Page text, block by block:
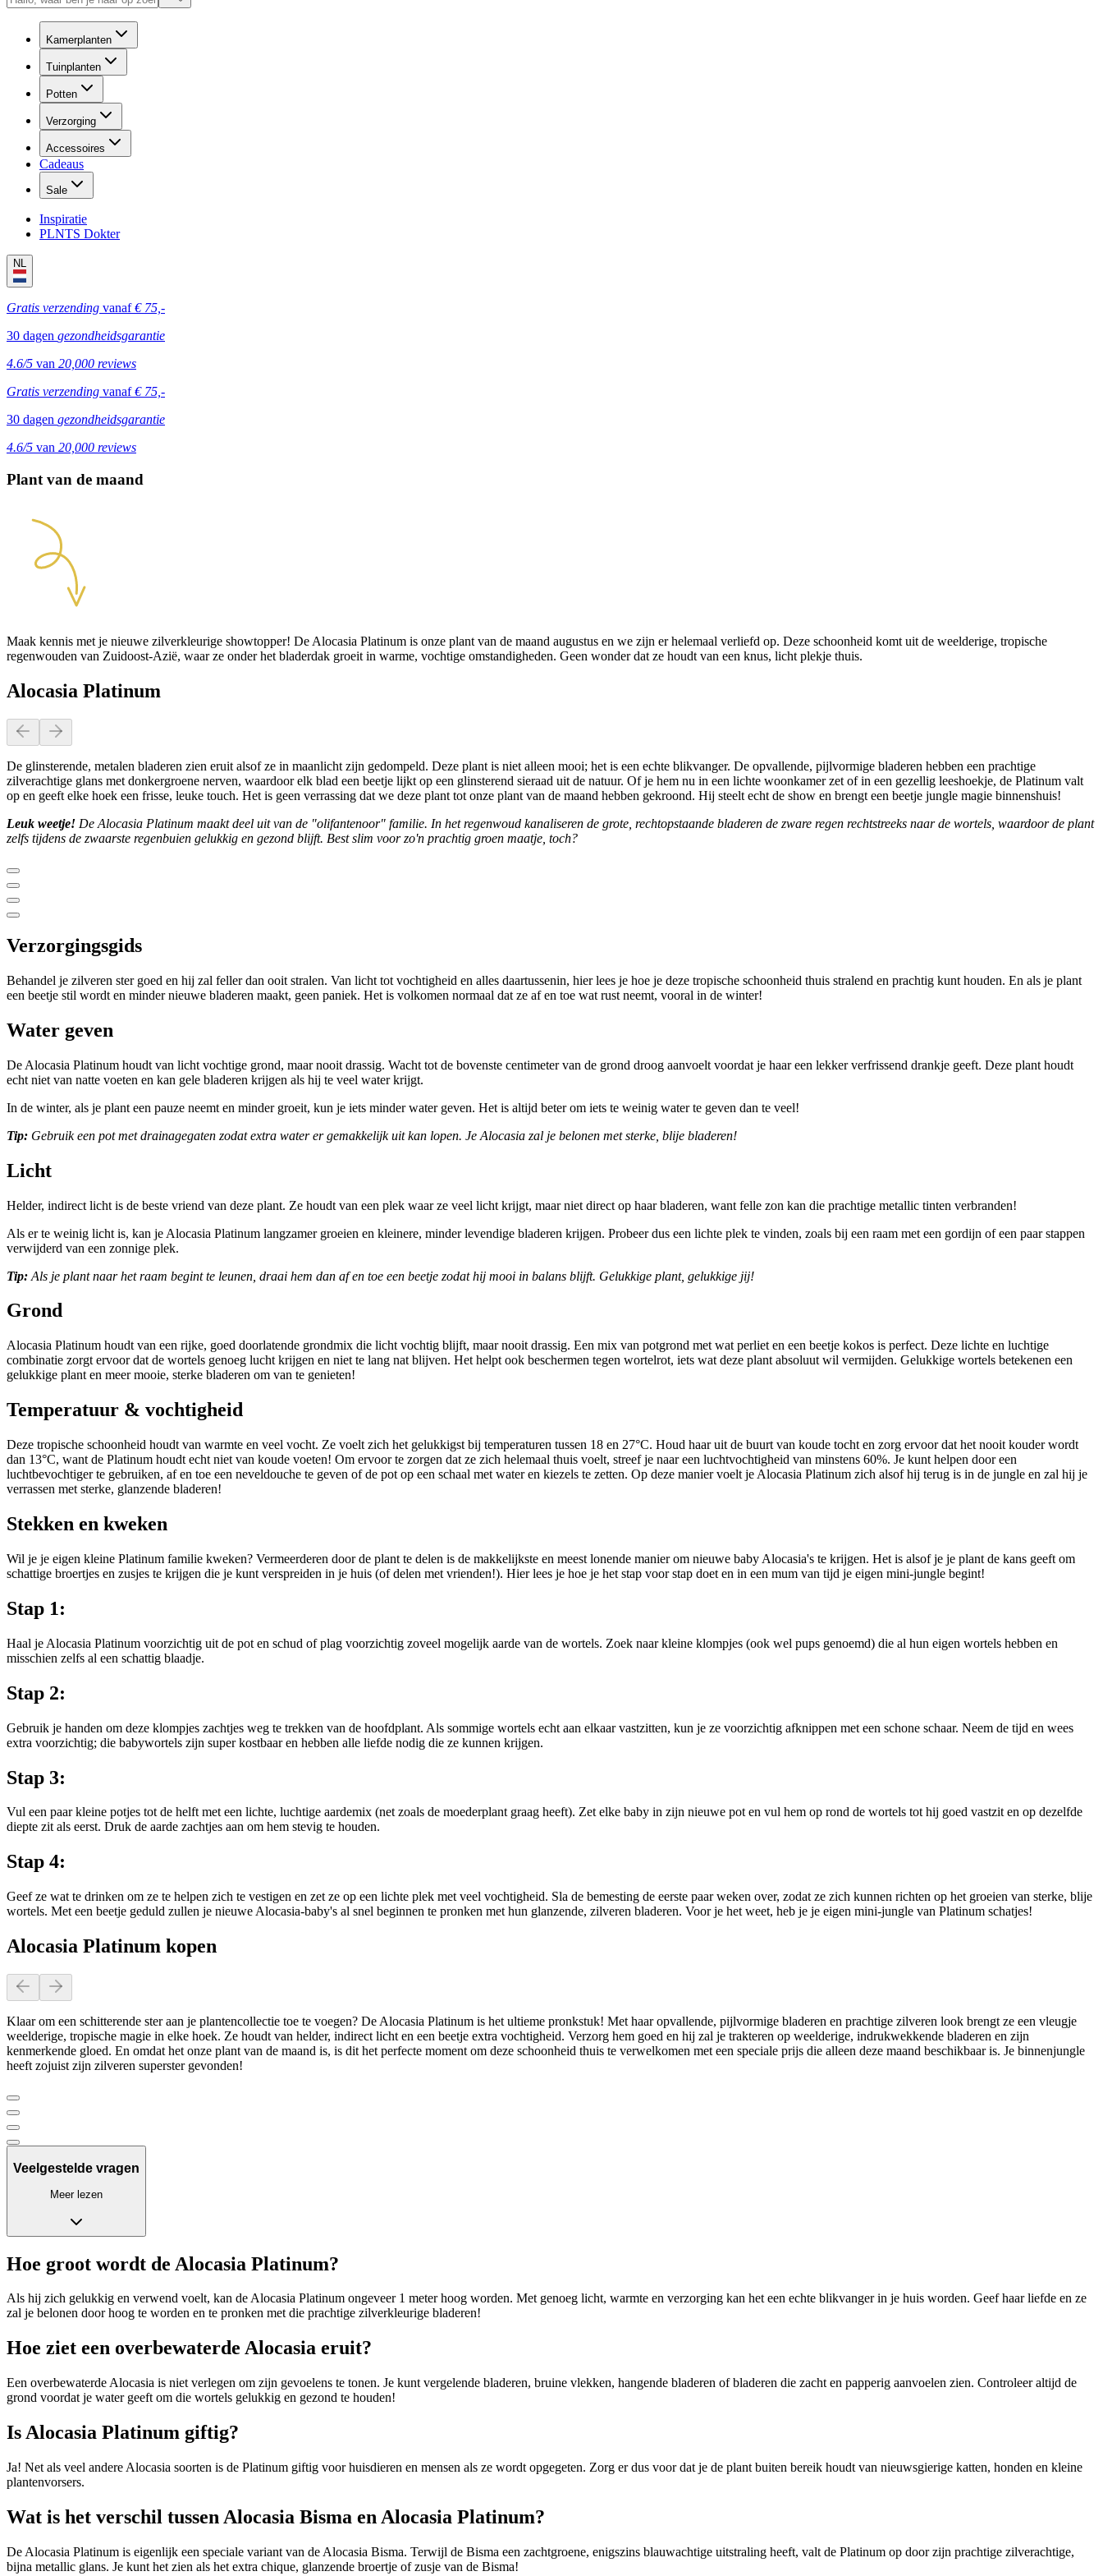
Kamerplanten
Tuinplanten
Potten
Verzorging
Accessoires
Cadeaus
Sale
Inspiratie
PLNTS Dokter
NL
Gratis verzending vanaf€ 75,-
30 dagen gezondheidsgarantie
4.6/5 van 20,000 reviews
Gratis verzending vanaf€ 75,-
30 dagen gezondheidsgarantie
4.6/5 van 20,000 reviews
Plant van de maand
Maak kennis met je nieuwe zilverkleurige showtopper! De Alocasia Platinum is onze plant van de maand augustus en we zijn er helemaal verliefd op. Deze schoonheid komt uit de weelderige, tropische
regenwouden van Zuidoost-Azië, waar ze onder het bladerdak groeit in warme, vochtige omstandigheden. Geen wonder dat ze houdt van een knus, licht plekje thuis.
Alocasia Platinum
De glinsterende, metalen bladeren zien eruit alsof ze in maanlicht zijn gedompeld. Deze plant is niet alleen mooi; het is een echte blikvanger. De opvallende, pijlvormige bladeren hebben een prachtige
zilverachtige glans met donkergroene nerven, waardoor elk blad een beetje lijkt op een glinsterend sieraad uit de natuur. Of je hem nu in een lichte woonkamer zet of in een gezellig leeshoekje, de Platinum valt
op en geeft elke hoek een frisse, leuke touch. Het is geen verrassing dat we deze plant tot onze plant van de maand hebben gekroond. Hij steelt echt de show en brengt een beetje jungle magie binnenshuis!
Leuk weetje! De Alocasia Platinum maakt deel uit van de "olifantenoor" familie. In het regenwoud kanaliseren de grote, rechtopstaande bladeren de zware regen rechtstreeks naar de wortels, waardoor de plant
zelfs tijdens de zwaarste regenbuien gelukkig en gezond blijft. Best slim voor zo'n prachtig groen maatje, toch?
Verzorgingsgids
Behandel je zilveren ster goed en hij zal feller dan ooit stralen. Van licht tot vochtigheid en alles daartussenin, hier lees je hoe je deze tropische schoonheid thuis stralend en prachtig kunt houden. En als je plant
een beetje stil wordt en minder nieuwe bladeren maakt, geen paniek. Het is volkomen normaal dat ze af en toe wat rust neemt, vooral in de winter!
Water geven
De Alocasia Platinum houdt van licht vochtige grond, maar nooit drassig. Wacht tot de bovenste centimeter van de grond droog aanvoelt voordat je haar een lekker verfrissend drankje geeft. Deze plant houdt
echt niet van natte voeten en kan gele bladeren krijgen als hij te veel water krijgt.
In de winter, als je plant een pauze neemt en minder groeit, kun je iets minder water geven. Het is altijd beter om iets te weinig water te geven dan te veel!
Tip: Gebruik een pot met drainagegaten zodat extra water er gemakkelijk uit kan lopen. Je Alocasia zal je belonen met sterke, blije bladeren!
Licht
Helder, indirect licht is de beste vriend van deze plant. Ze houdt van een plek waar ze veel licht krijgt, maar niet direct op haar bladeren, want felle zon kan die prachtige metallic tinten verbranden!
Als er te weinig licht is, kan je Alocasia Platinum langzamer groeien en kleinere, minder levendige bladeren krijgen. Probeer dus een lichte plek te vinden, zoals bij een raam met een gordijn of een paar stappen
verwijderd van een zonnige plek.
Tip: Als je plant naar het raam begint te leunen, draai hem dan af en toe een beetje zodat hij mooi in balans blijft. Gelukkige plant, gelukkige jij!
Grond
Alocasia Platinum houdt van een rijke, goed doorlatende grondmix die licht vochtig blijft, maar nooit drassig. Een mix van potgrond met wat perliet en een beetje kokos is perfect. Deze lichte en luchtige
combinatie zorgt ervoor dat de wortels genoeg lucht krijgen en niet te lang nat blijven. Het helpt ook beschermen tegen wortelrot, iets wat deze plant absoluut wil vermijden. Gelukkige wortels betekenen een
gelukkige plant en meer mooie, sterke bladeren om van te genieten!
Temperatuur & vochtigheid
Deze tropische schoonheid houdt van warmte en veel vocht. Ze voelt zich het gelukkigst bij temperaturen tussen 18 en 27°C. Houd haar uit de buurt van koude tocht en zorg ervoor dat het nooit kouder wordt
dan 13°C, want de Platinum houdt echt niet van koude voeten! Om ervoor te zorgen dat ze zich helemaal thuis voelt, streef je naar een luchtvochtigheid van minstens 60%. Je kunt helpen door een
luchtbevochtiger te gebruiken, af en toe een neveldouche te geven of de pot op een schaal met water en kiezels te zetten. Op deze manier voelt je Alocasia Platinum zich alsof hij terug is in de jungle en zal hij je
verrassen met sterke, glanzende bladeren!
Stekken en kweken
Wil je je eigen kleine Platinum familie kweken? Vermeerderen door de plant te delen is de makkelijkste en meest lonende manier om nieuwe baby Alocasia's te krijgen. Het is alsof je je plant de kans geeft om
schattige broertjes en zusjes te krijgen die je kunt verspreiden in je huis (of delen met vrienden!). Hier lees je hoe je het stap voor stap doet en in een mum van tijd je eigen mini-jungle begint!
Stap 1:
Haal je Alocasia Platinum voorzichtig uit de pot en schud of plag voorzichtig zoveel mogelijk aarde van de wortels. Zoek naar kleine klompjes (ook wel pups genoemd) die al hun eigen wortels hebben en
misschien zelfs al een schattig blaadje.
Stap 2:
Gebruik je handen om deze klompjes zachtjes weg te trekken van de hoofdplant. Als sommige wortels echt aan elkaar vastzitten, kun je ze voorzichtig afknippen met een schone schaar. Neem de tijd en wees
extra voorzichtig; die babywortels zijn super kostbaar en hebben alle liefde nodig die ze kunnen krijgen.
Stap 3:
Vul een paar kleine potjes tot de helft met een lichte, luchtige aardemix (net zoals de moederplant graag heeft). Zet elke baby in zijn nieuwe pot en vul hem op rond de wortels tot hij goed vastzit en op dezelfde
diepte zit als eerst. Druk de aarde zachtjes aan om hem stevig te houden.
Stap 4:
Geef ze wat te drinken om ze te helpen zich te vestigen en zet ze op een lichte plek met veel vochtigheid. Sla de bemesting de eerste paar weken over, zodat ze zich kunnen richten op het groeien van sterke, blije
wortels. Met een beetje geduld zullen je nieuwe Alocasia-baby's al snel beginnen te pronken met hun glanzende, zilveren bladeren. Voor je het weet, heb je je eigen mini-jungle van Platinum schatjes!
Alocasia Platinum kopen
Klaar om een schitterende ster aan je plantencollectie toe te voegen? De Alocasia Platinum is het ultieme pronkstuk! Met haar opvallende, pijlvormige bladeren en prachtige zilveren look brengt ze een vleugje
weelderige, tropische magie in elke hoek. Ze houdt van helder, indirect licht en een beetje extra vochtigheid. Verzorg hem goed en hij zal je trakteren op weelderige, indrukwekkende bladeren en zijn
kenmerkende gloed. En omdat het onze plant van de maand is, is dit het perfecte moment om deze schoonheid thuis te verwelkomen met een speciale prijs die alleen deze maand beschikbaar is. Je binnenjungle
heeft zojuist zijn zilveren superster gevonden!
Veelgestelde vragen
Meer lezen
Hoe groot wordt de Alocasia Platinum?
Als hij zich gelukkig en verwend voelt, kan de Alocasia Platinum ongeveer 1 meter hoog worden. Met genoeg licht, warmte en verzorging kan het een echte blikvanger in je huis worden. Geef haar liefde en ze
zal je belonen door hoog te worden en te pronken met die prachtige zilverkleurige bladeren!
Hoe ziet een overbewaterde Alocasia eruit?
Een overbewaterde Alocasia is niet verlegen om zijn gevoelens te tonen. Je kunt vergelende bladeren, bruine vlekken, hangende bladeren of bladeren die zacht en papperig aanvoelen zien. Controleer altijd de
grond voordat je water geeft om die wortels gelukkig en gezond te houden!
Is Alocasia Platinum giftig?
Ja! Net als veel andere Alocasia soorten is de Platinum giftig voor huisdieren en mensen als ze wordt opgegeten. Zorg er dus voor dat je de plant buiten bereik houdt van nieuwsgierige katten, honden en kleine
plantenvorsers.
Wat is het verschil tussen Alocasia Bisma en Alocasia Platinum?
De Alocasia Platinum is eigenlijk een speciale variant van de Alocasia Bisma. Terwijl de Bisma een zachtgroene, enigszins blauwachtige uitstraling heeft, valt de Platinum op door zijn prachtige zilverachtige,
bijna metallic glans. Je kunt het zien als het extra chique, glanzende broertje of zusje van de Bisma!